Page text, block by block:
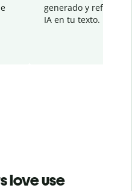
generado y refinado
IA en tu texto.
love use